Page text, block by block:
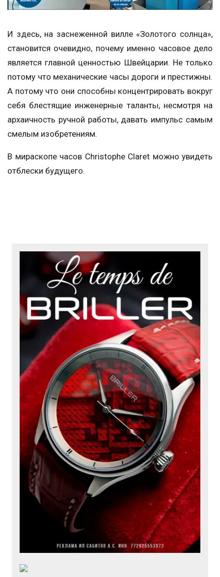
И здесь, на заснеженной вилле «Золотого солнца»,
становится очевидно, почему именно часовое дело
является главной ценностью Швейцарии. Не только
потому что механические часы дороги и престижны.
А потому что они способны концентрировать вокруг
себя блестящие инженерные таланты, несмотря на
архаичность ручной работы, давать импульс самым
смелым изобретениям.
В мираскопе часов Christophe Claret можно увидеть
отблески будущего.